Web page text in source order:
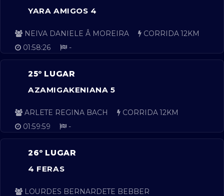
YARA AMIGOS 4
NEIVA DANIELE Â MOREIRA
CORRIDA 12KM
01:58:26
-
25º LUGAR
AZAMIGAKENIANA 5
ARLETE REGINA BACH
CORRIDA 12KM
01:59:59
-
26º LUGAR
4 FERAS
LOURDES BERNARDETE BEBBER